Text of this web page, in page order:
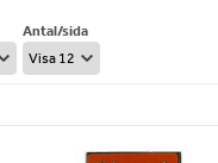
Antal/sida